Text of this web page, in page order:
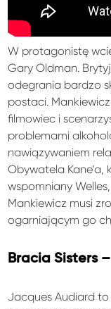
W protagonistę
Gary Oldman.
odegrania bardzo
postaci.
filmowiec i
problemami
nawiązywaniem
Obywatela
wspomniany
Mankiewicz musi
ogarniającym go
Bracia Sisters
Jacques Audiard